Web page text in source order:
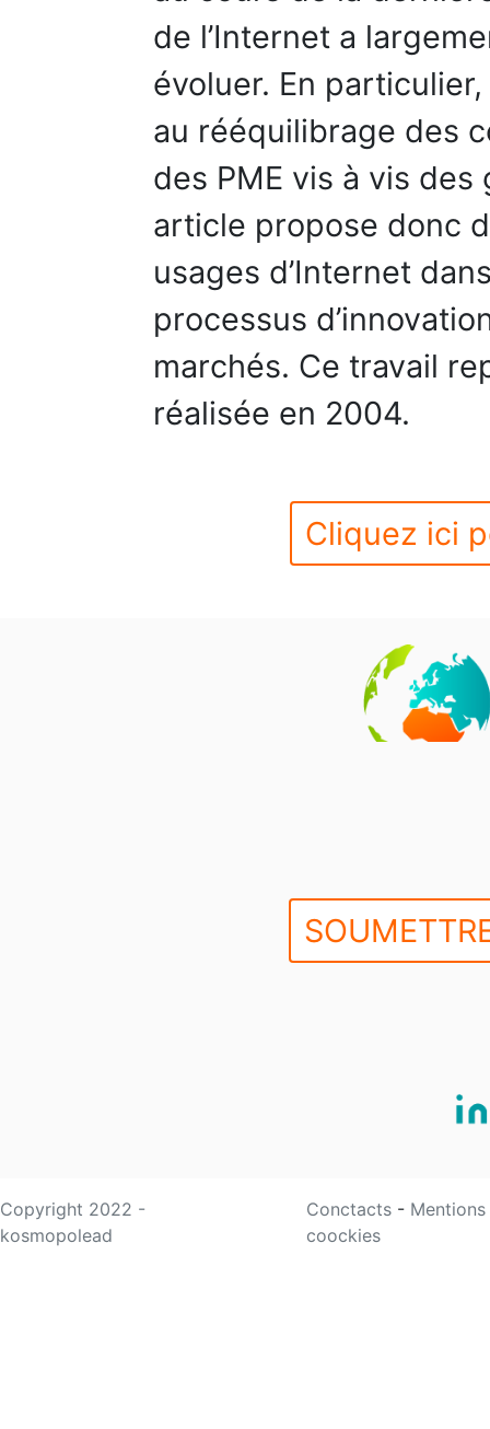
de l’Internet a
évoluer. En
au rééquilibrage des
des PME vis à vis
article propose donc
usages d’Internet
processus
marchés. Ce travail
réalisée en 2004.
Cliquez ici
Copyright 2022 -
kosmopolead
Conctacts -
coockies